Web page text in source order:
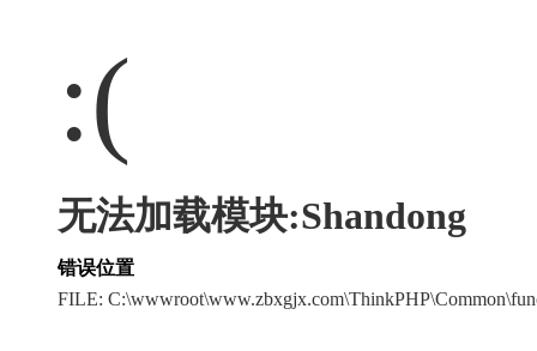
:(
无法加载模块:Shandong
错误位置
FILE: